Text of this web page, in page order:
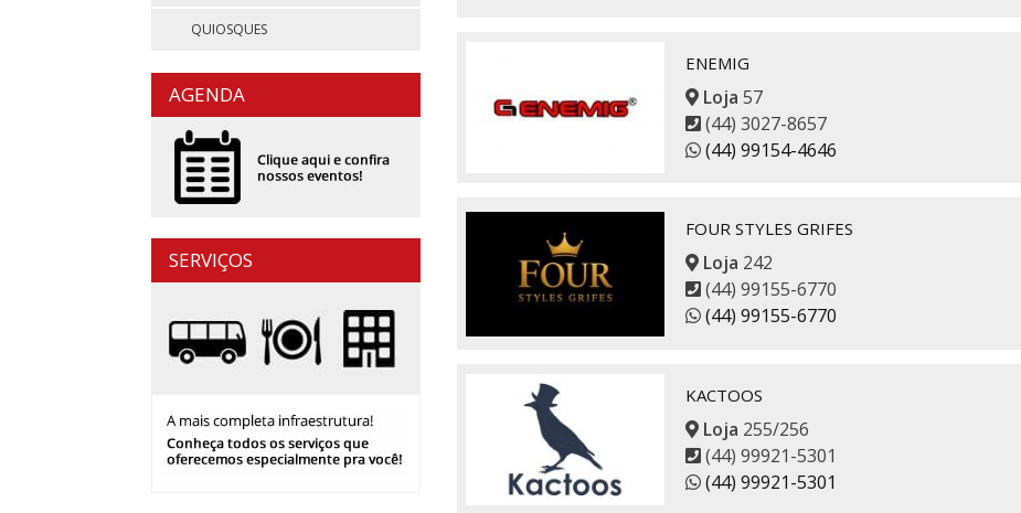
QUIOSQUES
AGENDA
SERVIÇOS
ENEMIG
Loja 57
(44) 3027-8657
(44) 99154-4646
FOUR STYLES GRIFES
Loja 242
(44) 99155-6770
(44) 99155-6770
KACTOOS
Loja 255/256
(44) 99921-5301
(44) 99921-5301